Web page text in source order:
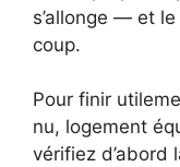
s’allonge — et le
coup.
Pour finir
nu, logement
vérifiez d’abord